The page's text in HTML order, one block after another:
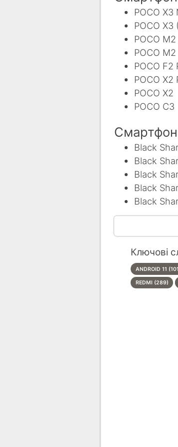
POCO X3
POCO X3
POCO M2
POCO M2
POCO F2
POCO X2
POCO X2
POCO C3
Black
Black
Black
Black
Black
Ключові
ANDROID 11
REDMI (289)